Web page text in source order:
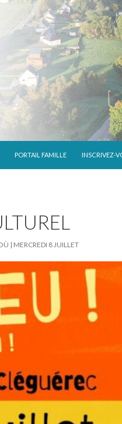
PORTAIL FAMILLE INSCRIVEZ-
| MERCREDI 8 JUILLET